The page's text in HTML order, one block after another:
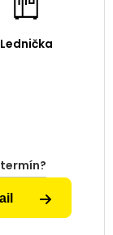
Lednička